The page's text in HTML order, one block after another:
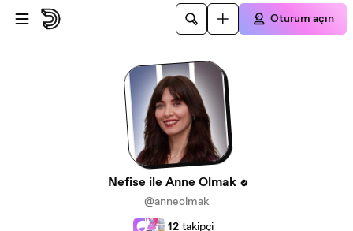
Ana içeriğe atla
Oturum açın
Nefise ile Anne Olmak
@anneolmak
12 takipçi